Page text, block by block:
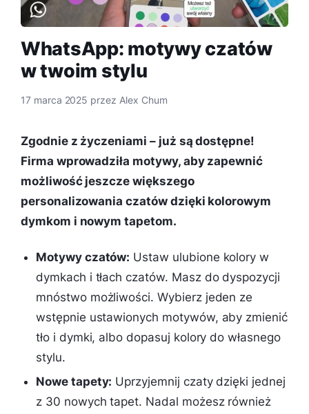
WhatsApp: motywy czatów
w twoim stylu
17 marca 2025 przez Alex Chum
Zgodnie z życzeniami – już są dostępne!
Firma wprowadziła motywy, aby zapewnić
możliwość jeszcze większego
personalizowania czatów dzięki kolorowym
dymkom i nowym tapetom.
Motywy czatów: Ustaw ulubione kolory w
dymkach i tłach czatów. Masz do dyspozycji
mnóstwo możliwości. Wybierz jeden ze
wstępnie ustawionych motywów, aby zmienić
tło i dymki, albo dopasuj kolory do własnego
stylu.
Nowe tapety: Uprzyjemnij czaty dzięki jednej
z 30 nowych tapet. Nadal możesz również